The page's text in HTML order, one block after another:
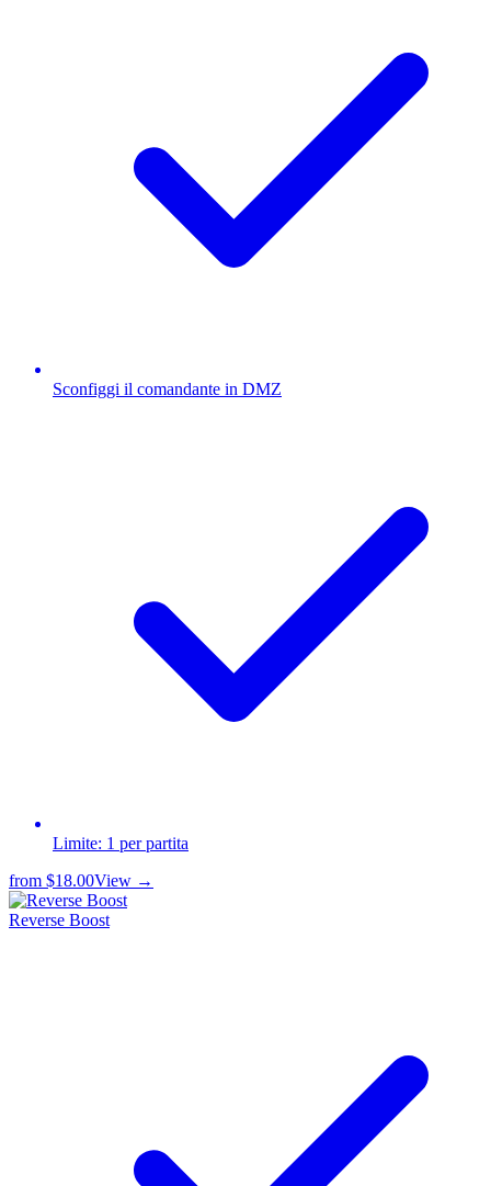
Sconfiggi il comandante in DMZ
Limite: 1 per partita
from $18.00View →
Reverse Boost